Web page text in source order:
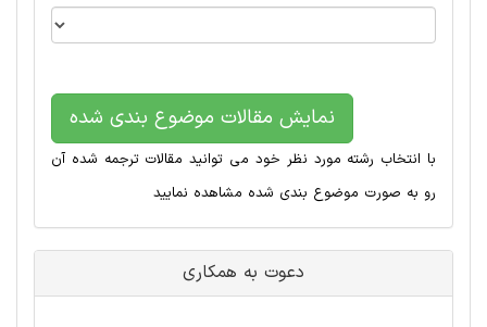
نمایش مقالات موضوع بندی شده
با انتخاب رشته مورد نظر خود می توانید مقالات ترجمه شده آن
رو به صورت موضوع بندی شده مشاهده نمایید
دعوت به همکاری